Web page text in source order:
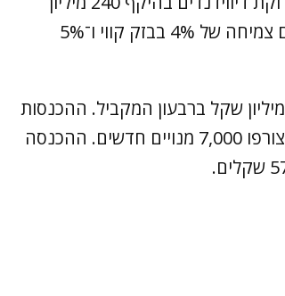
שקל לבעלי המניות. הגדלנו את ההכנסות בתחומי הליבה עם צמיחה של 4% בבזק קווי ו־5%
פלאפון סיימה את הרבעון ברווח של 56 מיליון שקל לעומת 8 מיליון שקל ברבעון המקביל. ההכנסות
משירותים גדלו ב־11.5% ל־437 מיליון שקל. ברבעון הראשון צורפו 7,000 מנויים חדשים. ההכנסה